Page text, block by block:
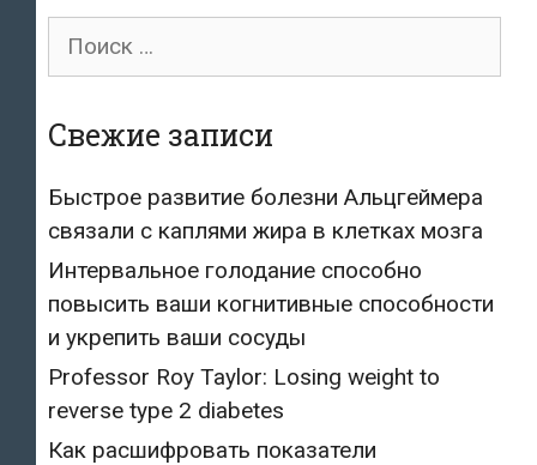
Поиск
Свежие записи
Быстрое развитие болезни Альцгеймера
связали с каплями жира в клетках мозга
Интервальное голодание способно
повысить ваши когнитивные способности
и укрепить ваши сосуды
Professor Roy Taylor: Losing weight to
reverse type 2 diabetes
Как расшифровать показатели